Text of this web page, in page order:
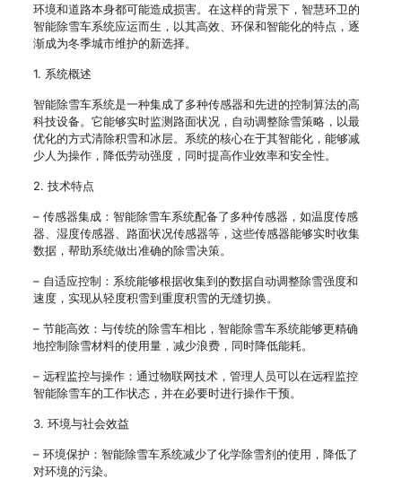
环境和道路本身都可能造成损害。在这样的背景下，智慧环卫的
智能除雪车系统应运而生，以其高效、环保和智能化的特点，逐
渐成为冬季城市维护的新选择。
1. 系统概述
智能除雪车系统是一种集成了多种传感器和先进的控制算法的高
科技设备。它能够实时监测路面状况，自动调整除雪策略，以最
优化的方式清除积雪和冰层。系统的核心在于其智能化，能够减
少人为操作，降低劳动强度，同时提高作业效率和安全性。
2. 技术特点
– 传感器集成：智能除雪车系统配备了多种传感器，如温度传感
器、湿度传感器、路面状况传感器等，这些传感器能够实时收集
数据，帮助系统做出准确的除雪决策。
– 自适应控制：系统能够根据收集到的数据自动调整除雪强度和
速度，实现从轻度积雪到重度积雪的无缝切换。
– 节能高效：与传统的除雪车相比，智能除雪车系统能够更精确
地控制除雪材料的使用量，减少浪费，同时降低能耗。
– 远程监控与操作：通过物联网技术，管理人员可以在远程监控
智能除雪车的工作状态，并在必要时进行操作干预。
3. 环境与社会效益
– 环境保护：智能除雪车系统减少了化学除雪剂的使用，降低了
对环境的污染。